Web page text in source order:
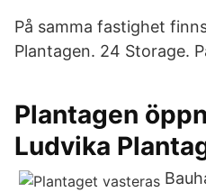
På samma fastighet
Plantagen. 24 Storage.
Plantagen
Ludvika